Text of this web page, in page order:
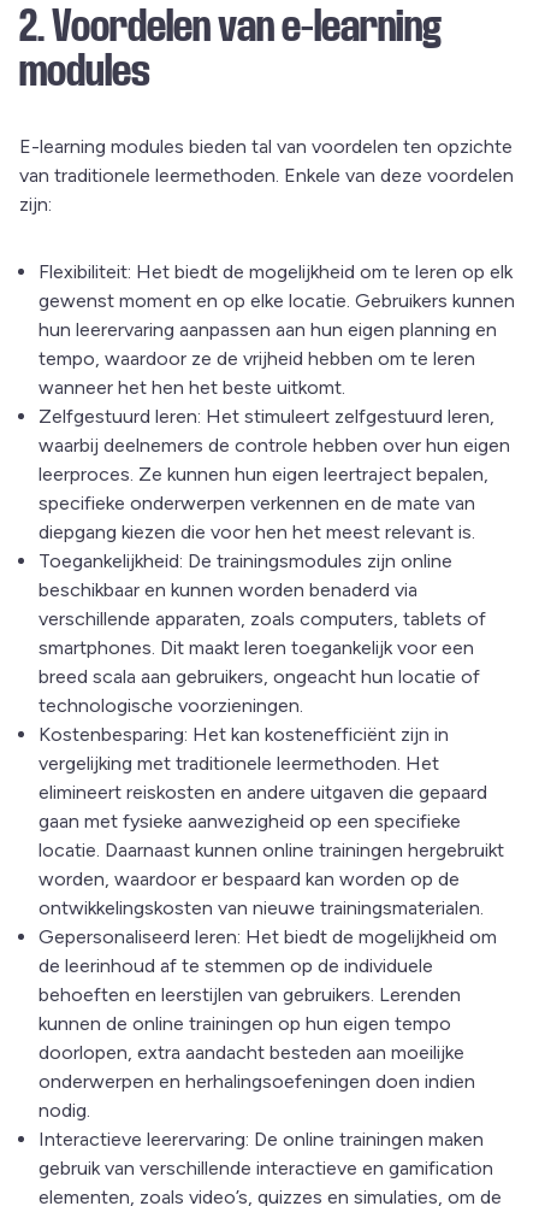
2. Voordelen van e-learning
modules
E-learning modules bieden tal van voordelen ten opzichte
van traditionele leermethoden. Enkele van deze voordelen
zijn:
Flexibiliteit: Het biedt de mogelijkheid om te leren op elk
gewenst moment en op elke locatie. Gebruikers kunnen
hun leerervaring aanpassen aan hun eigen planning en
tempo, waardoor ze de vrijheid hebben om te leren
wanneer het hen het beste uitkomt.
Zelfgestuurd leren: Het stimuleert zelfgestuurd leren,
waarbij deelnemers de controle hebben over hun eigen
leerproces. Ze kunnen hun eigen leertraject bepalen,
specifieke onderwerpen verkennen en de mate van
diepgang kiezen die voor hen het meest relevant is.
Toegankelijkheid: De trainingsmodules zijn online
beschikbaar en kunnen worden benaderd via
verschillende apparaten, zoals computers, tablets of
smartphones. Dit maakt leren toegankelijk voor een
breed scala aan gebruikers, ongeacht hun locatie of
technologische voorzieningen.
Kostenbesparing: Het kan kostenefficiënt zijn in
vergelijking met traditionele leermethoden. Het
elimineert reiskosten en andere uitgaven die gepaard
gaan met fysieke aanwezigheid op een specifieke
locatie. Daarnaast kunnen online trainingen hergebruikt
worden, waardoor er bespaard kan worden op de
ontwikkelingskosten van nieuwe trainingsmaterialen.
Gepersonaliseerd leren: Het biedt de mogelijkheid om
de leerinhoud af te stemmen op de individuele
behoeften en leerstijlen van gebruikers. Lerenden
kunnen de online trainingen op hun eigen tempo
doorlopen, extra aandacht besteden aan moeilijke
onderwerpen en herhalingsoefeningen doen indien
nodig.
Interactieve leerervaring: De online trainingen maken
gebruik van verschillende interactieve en gamification
elementen, zoals video’s, quizzes en simulaties, om de